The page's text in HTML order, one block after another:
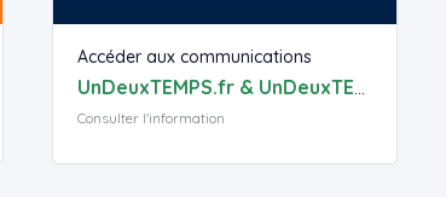
Accéder aux communications
UnDeuxTEMPS.fr & UnDeuxTEMPS
Consulter l'information